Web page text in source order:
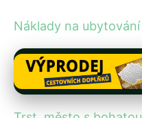
Náklady na